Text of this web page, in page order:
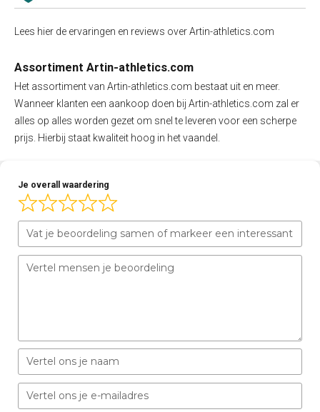
Lees hier de ervaringen en reviews over Artin-athletics.com
Assortiment Artin-athletics.com
Het assortiment van Artin-athletics.com bestaat uit en meer.
Wanneer klanten een aankoop doen bij Artin-athletics.com zal er
alles op alles worden gezet om snel te leveren voor een scherpe
prijs. Hierbij staat kwaliteit hoog in het vaandel.
Je overall waardering